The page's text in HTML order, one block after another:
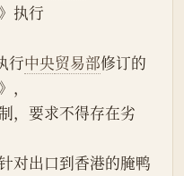
执行
行
中央贸易部修订的
，
，要求不得存在劣